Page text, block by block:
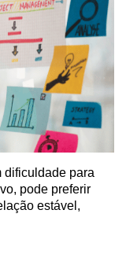
dificuldade para
pode preferir
estável,